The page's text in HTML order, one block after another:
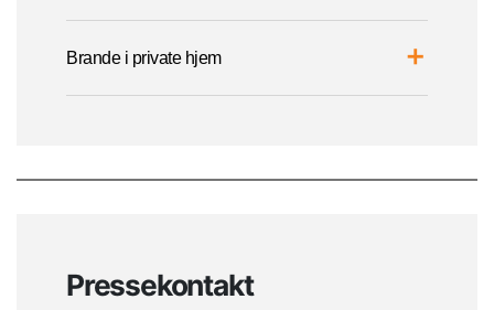
Brande i private hjem
Pressekontakt